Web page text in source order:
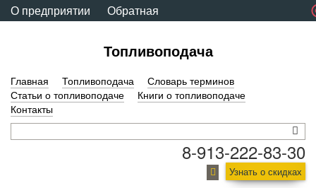
О предприятии
Обратная
Топливоподача
Главная Топливоподача
Словарь терминов
Статьи о топливоподаче
Книги о топливоподаче
Контакты
8-913-222-83-30
Узнать о скидках